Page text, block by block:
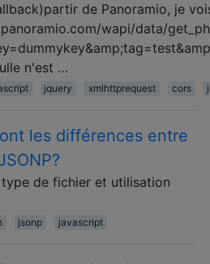
de Panoramio, je
wapi/data/
n'est …
jquery xmlhttprequest cors
les différences entre
type de fichier et utilisation
jsonp javascript